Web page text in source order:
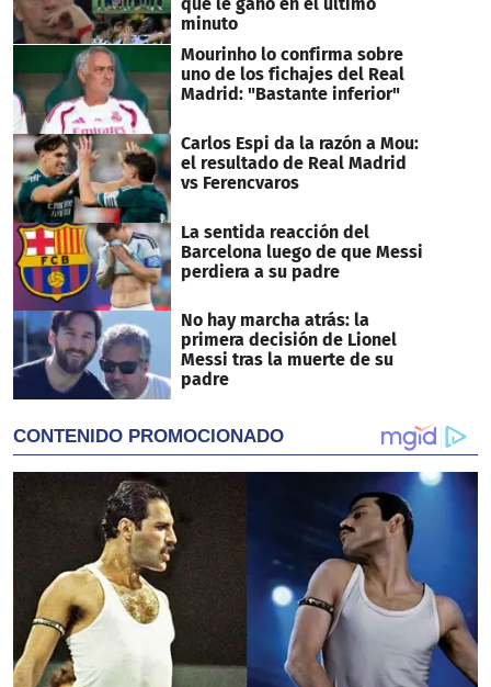
minuto
Mourinho lo confirma sobre
uno de los fichajes del Real
Madrid: "Bastante inferior"
Carlos Espi da la razón a Mou:
el resultado de Real Madrid
vs Ferencvaros
La sentida reacción del
Barcelona luego de que Messi
perdiera a su padre
No hay marcha atrás: la
primera decisión de Lionel
Messi tras la muerte de su
padre